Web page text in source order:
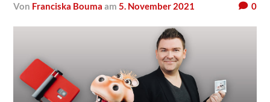
von Franciska Bouma am5. November 2021 0